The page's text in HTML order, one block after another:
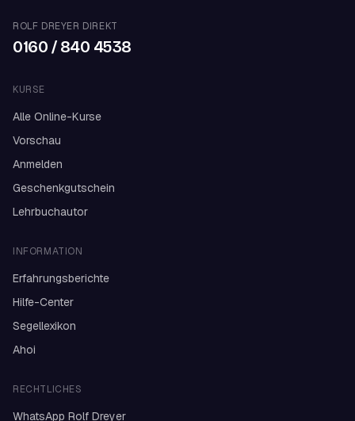
ROLF DREYER DIREKT
0160 / 840 4538
KURSE
Alle Online-Kurse
Vorschau
Anmelden
Geschenkgutschein
Lehrbuchautor
INFORMATION
Erfahrungsberichte
Hilfe-Center
Segellexikon
Ahoi
RECHTLICHES
WhatsApp Rolf Dreyer